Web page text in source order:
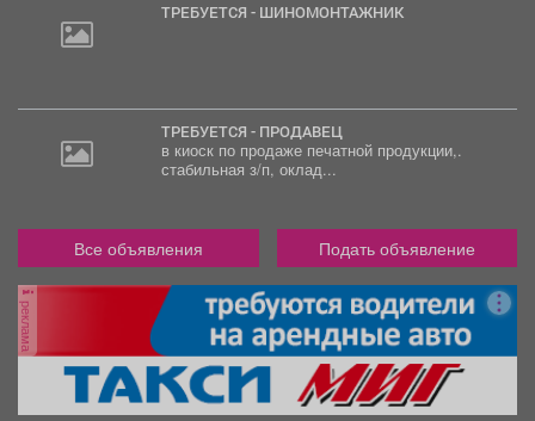
ТРЕБУЕТСЯ - ШИНОМОНТАЖНИК
ТРЕБУЕТСЯ - ПРОДАВЕЦ
в киоск по продаже печатной продукции,.
стабильная з/п, оклад...
Все объявления Подать объявление
реклама